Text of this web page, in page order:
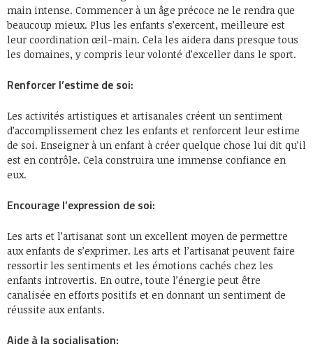
main intense. Commencer à un âge précoce ne le rendra que
beaucoup mieux. Plus les enfants s’exercent, meilleure est
leur coordination œil-main. Cela les aidera dans presque tous
les domaines, y compris leur volonté d’exceller dans le sport.
Renforcer l’estime de soi:
Les activités artistiques et artisanales créent un sentiment
d’accomplissement chez les enfants et renforcent leur estime
de soi. Enseigner à un enfant à créer quelque chose lui dit qu’il
est en contrôle. Cela construira une immense confiance en
eux.
Encourage l’expression de soi:
Les arts et l’artisanat sont un excellent moyen de permettre
aux enfants de s’exprimer. Les arts et l’artisanat peuvent faire
ressortir les sentiments et les émotions cachés chez les
enfants introvertis. En outre, toute l’énergie peut être
canalisée en efforts positifs et en donnant un sentiment de
réussite aux enfants.
Aide à la socialisation: